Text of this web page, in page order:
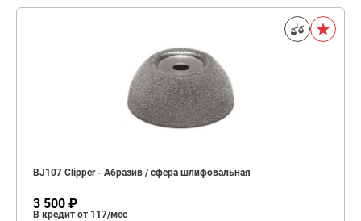
BJ107 Clipper - Абразив / сфера шлифовальная
3 500 ₽
В кредит от 117/мес